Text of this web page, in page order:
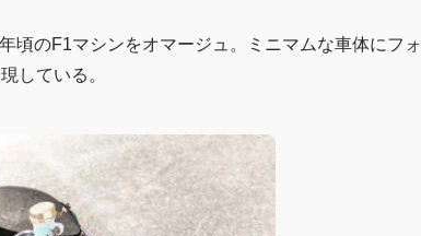
頃のF1マシンをオマージュ。ミニマムな車体にフォ
している。